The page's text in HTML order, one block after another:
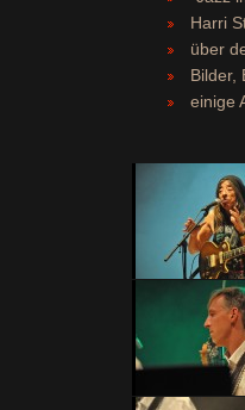
Harri
über
Bilder,
einige